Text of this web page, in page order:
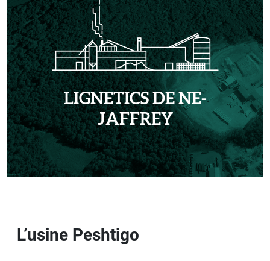
LIGNETICS DE NE-
JAFFREY
L’usine Peshtigo